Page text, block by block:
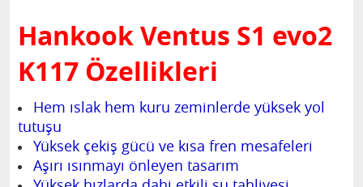
Hankook Ventus S1 evo2
K117 Özellikleri
Hem ıslak hem kuru zeminlerde yüksek yol
tutuşu
Yüksek çekiş gücü ve kısa fren mesafeleri
Aşırı ısınmayı önleyen tasarım